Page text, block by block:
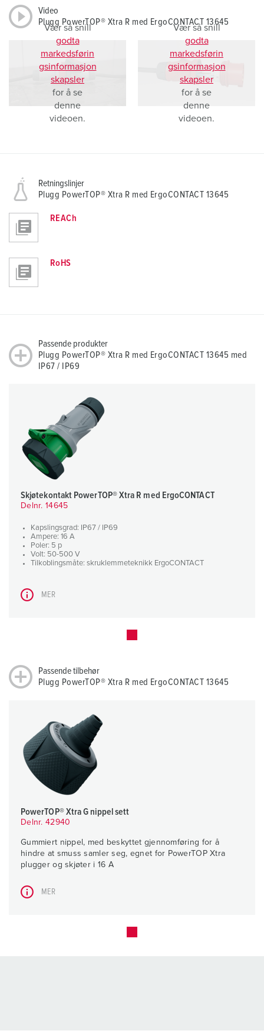
Video
Plugg PowerTOP® Xtra R med ErgoCONTACT 13645
Vær så snill
godta
markedsførin
gsinformasjon
skapsler
for å se
denne
videoen.
Vær så snill
godta
markedsførin
gsinformasjon
skapsler
for å se
denne
videoen.
Retningslinjer
Plugg PowerTOP® Xtra R med ErgoCONTACT 13645
REACh
RoHS
Passende produkter
Plugg PowerTOP® Xtra R med ErgoCONTACT 13645 med
IP67 / IP69
Skjøtekontakt PowerTOP® Xtra R med ErgoCONTACT
Delnr. 14645
Kapslingsgrad: IP67 / IP69
Ampere: 16 A
Poler: 5 p
Volt: 50-500 V
Tilkoblingsmåte: skruklemmeteknikk ErgoCONTACT
MER
Passende tilbehør
Plugg PowerTOP® Xtra R med ErgoCONTACT 13645
PowerTOP® Xtra G nippel sett
Delnr. 42940
Gummiert nippel, med beskyttet gjennomføring for å
hindre at smuss samler seg, egnet for PowerTOP Xtra
plugger og skjøter i 16 A
MER